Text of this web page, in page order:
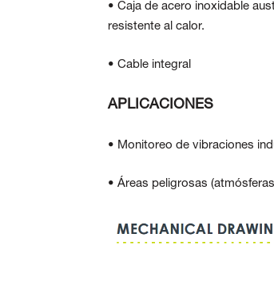
• Caja de acero inoxidable
resistente al calor.
• Cable integral
APLICACIONES
• Monitoreo de vibraciones
• Áreas peligrosas